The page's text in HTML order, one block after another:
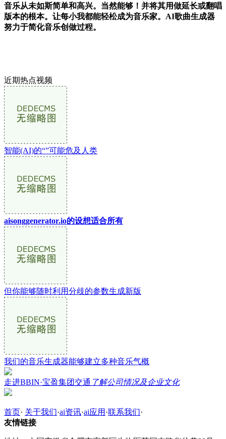
音乐从未如斯简单和高兴。当然能够！并将其用做延长或翻唱
版本的根本。让每小我都能轻松成为音乐家。AI歌曲生成器
努力于简化音乐创做过程。
近期热点视频
智能(AI)的“”可能危及人类
aisonggenerator.io的设想适合所有
但你能够随时利用分歧的参数生成新版
我们的音乐生成器能够建立多种音乐气概
走进BBIN·宝盈集团交通 了解公司情况及企业文化
首页· 关于我们·ai资讯·ai应用 ·联系我们·
友情链接